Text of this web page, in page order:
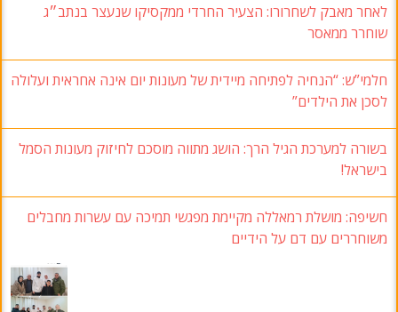
לאחר מאבק לשחרורו: הצעיר החרדי ממקסיקו שנעצר בנתב״ג
שוחרר ממאסר
חלמי”ש: “הנחיה לפתיחה מיידית של מעונות יום אינה אחראית ועלולה
לסכן את הילדים”
בשורה למערכת הגיל הרך: הושג מתווה מוסכם לחיזוק מעונות הסמל
בישראל!
חשיפה: מושלת רמאללה מקיימת מפגשי תמיכה עם עשרות מחבלים
משוחררים עם דם על הידיים